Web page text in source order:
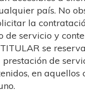
país. No
la
de servicio y
se
de
en aquellos